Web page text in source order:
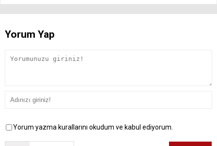
Yorum Yap
Yorum yazma kurallarını okudum ve kabul ediyorum.